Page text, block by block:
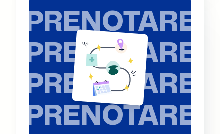
PRENOTARE
PRENOTARE
PRENOTARE
PRENOTARE